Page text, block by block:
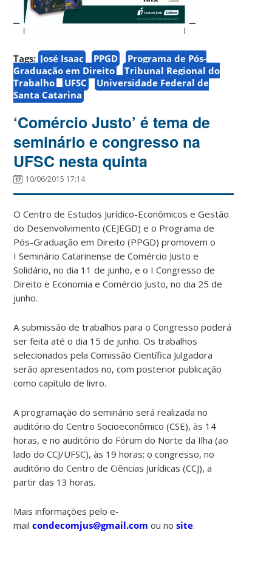
Tags: José Isaac PPGD
Programa de Pós-
Graduação em Direito
Tribunal Regional do
Trabalho
UFSC
Universidade Federal de
Santa Catarina
‘Comércio Justo’ é tema de
seminário e congresso na
UFSC nesta quinta
10/06/2015 17:14
O Centro de Estudos Jurídico-Econômicos e Gestão
do Desenvolvimento (CEJEGD) e o Programa de
Pós-Graduação em Direito (PPGD) promovem o
I Seminário Catarinense de Comércio Justo e
Solidário, no dia 11 de junho, e o I Congresso de
Direito e Economia e Comércio Justo, no dia 25 de
junho.
A submissão de trabalhos para o Congresso poderá
ser feita até o dia 15 de junho. Os trabalhos
selecionados pela Comissão Científica Julgadora
serão apresentados no, com posterior publicação
como capítulo de livro.
A programação do seminário será realizada no
auditório do Centro Socioeconômico (CSE), às 14
horas, e no auditório do Fórum do Norte da Ilha (ao
lado do CCJ/UFSC), às 19 horas; o congresso, no
auditório do Centro de Ciências Jurídicas (CCJ), a
partir das 13 horas.
Mais informações pelo e-
mailcondecomjus@gmail.com ou nosite.